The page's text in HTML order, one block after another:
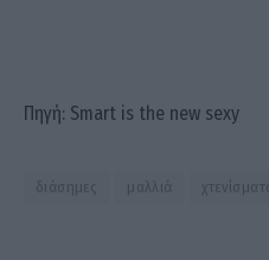
Πηγή: Smart is the new sexy
διάσημες μαλλιά χτενίσματα